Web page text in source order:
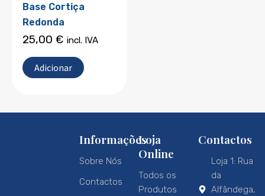
Base Cortiça
Redonda
25,00 € incl. IVA
Adicionar
Informações
Sobre Nós
Contactos
Loja
Online
Todos os
Produtos
Contactos
Loja 1: Rua
da
Alfândega,